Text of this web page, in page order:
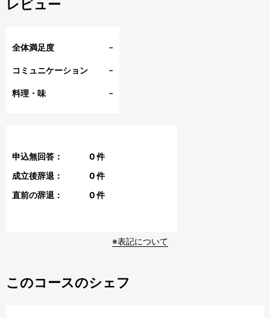
レビュー
全体満足度 -
コミュニケーション -
料理・味 -
申込無回答： 0件
成立後辞退：
0件
直前の辞退：
0件
※表記について
このコースのシェフ